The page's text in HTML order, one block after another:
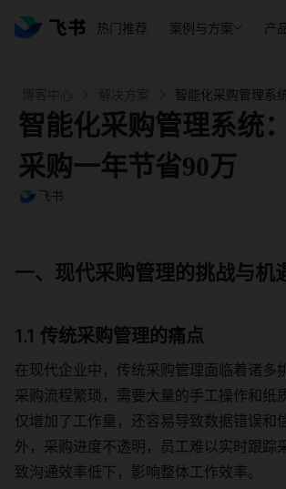
热门推荐 案例与方案 产
智能化采购管理系统
采购一年节省90万
飞书
一、现代采购管理的挑战与机
1.1 传统采购管理的痛点
在现代企业中，传统采购管理面临着诸多
采购流程繁琐，需要大量的手工操作和纸
仅增加了工作量，还容易导致数据错误和
外，采购进度不透明，员工难以实时跟踪
致沟通效率低下，影响整体工作效率。